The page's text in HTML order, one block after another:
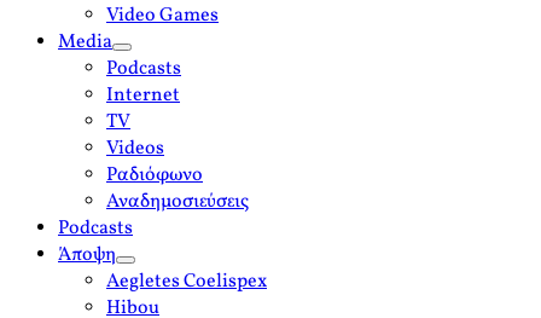
Video Games
Media
open
menu
Podcasts
Internet
TV
Videos
Ραδιόφωνο
Αναδημοσιεύσεις
Podcasts
Άποψη
open
menu
Aegletes Coelispex
Hibou